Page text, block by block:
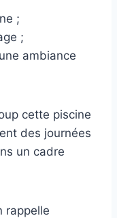
;
;
ambiance
cette piscine
des journées
un cadre
rappelle